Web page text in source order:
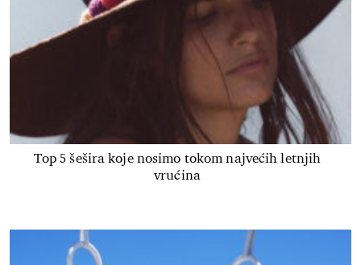
Top 5 šešira koje nosimo tokom najvećih letnjih
vrućina